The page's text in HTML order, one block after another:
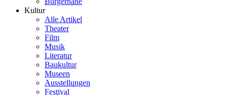
Kultur
Alle Artikel
Theater
Film
Musik
Literatur
Baukultur
Museen
Ausstellungen
Festival